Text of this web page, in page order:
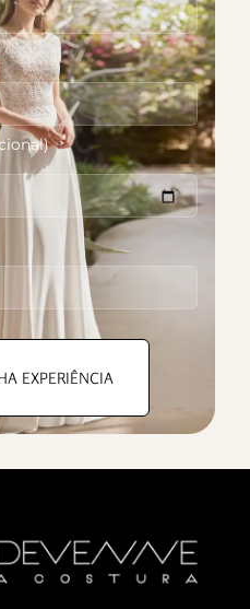
EXPERIÊNCIA